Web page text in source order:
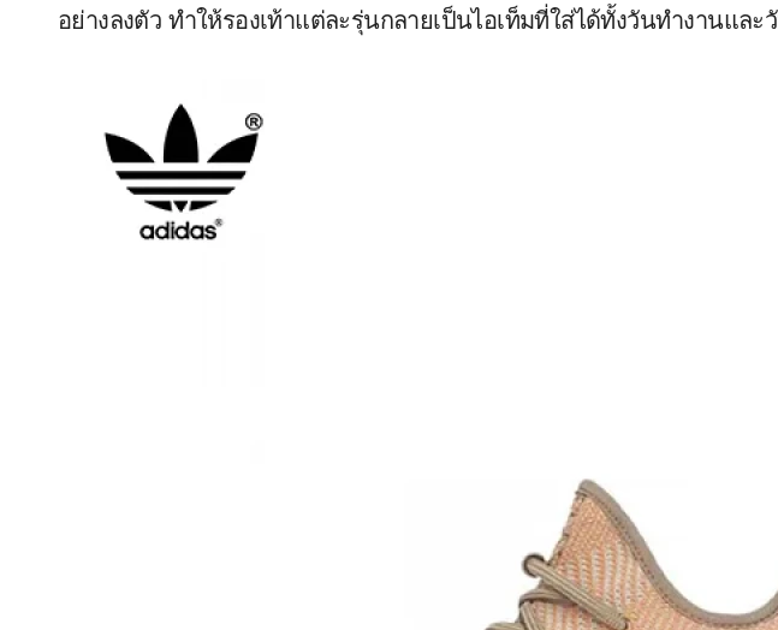
อย่างลงตัว ทำให้รองเท้าแต่ละรุ่นกลายเป็นไอเท็มที่ใส่ได้ทั้งวันทำงานและ